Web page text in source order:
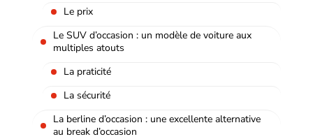
Le prix
Le SUV d’occasion : un modèle de voiture aux
multiples atouts
La praticité
La sécurité
La berline d’occasion : une excellente alternative
au break d’occasion